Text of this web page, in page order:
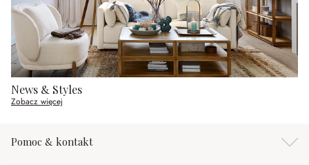
News & Styles
Zobacz więcej
Pomoc & kontakt